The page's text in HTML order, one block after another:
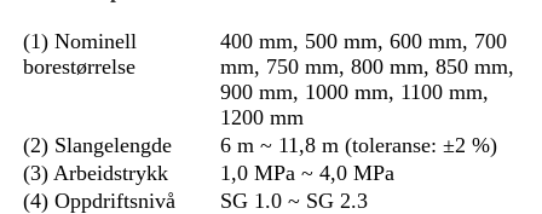
(1) Nominell
borestørrelse
400 mm, 500 mm, 600 mm, 700
mm, 750 mm, 800 mm, 850 mm,
900 mm, 1000 mm, 1100 mm,
1200 mm
(2) Slangelengde
6 m ~ 11,8 m (toleranse: ±2 %)
(3) Arbeidstrykk
1,0 MPa ~ 4,0 MPa
(4) Oppdriftsnivå
SG 1.0 ~ SG 2.3